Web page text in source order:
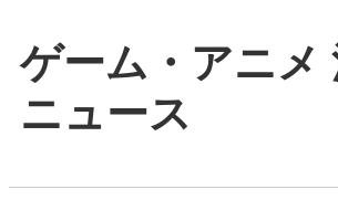
ゲーム・アニメ
ニュース